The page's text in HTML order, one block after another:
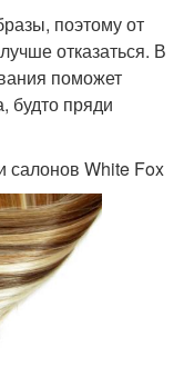
поэтому от
отказаться. В
поможет
будто пряди
салонов White Fox